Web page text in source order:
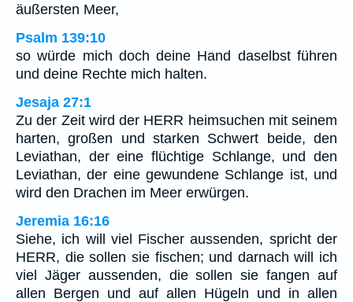
äußersten Meer,
Psalm 139:10
so würde mich doch deine Hand daselbst führen
und deine Rechte mich halten.
Jesaja 27:1
Zu der Zeit wird der HERR heimsuchen mit seinem
harten, großen und starken Schwert beide, den
Leviathan, der eine flüchtige Schlange, und den
Leviathan, der eine gewundene Schlange ist, und
wird den Drachen im Meer erwürgen.
Jeremia 16:16
Siehe, ich will viel Fischer aussenden, spricht der
HERR, die sollen sie fischen; und darnach will ich
viel Jäger aussenden, die sollen sie fangen auf
allen Bergen und auf allen Hügeln und in allen